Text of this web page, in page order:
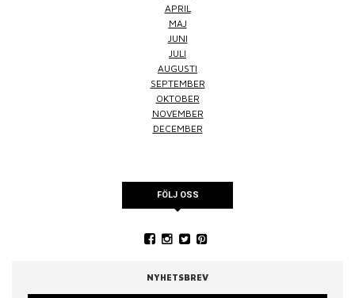
APRIL
MAJ
JUNI
JULI
AUGUSTI
SEPTEMBER
OKTOBER
NOVEMBER
DECEMBER
FÖLJ OSS
NYHETSBREV